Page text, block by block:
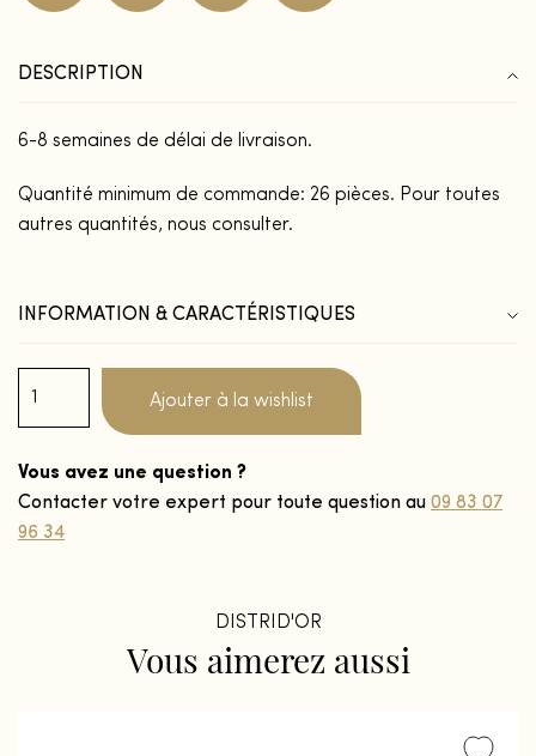
DESCRIPTION
6-8 semaines de délai de livraison.
Quantité minimum de commande: 26 pièces. Pour toutes
autres quantités, nous consulter.
INFORMATION & CARACTÉRISTIQUES
Ajouter à la wishlist
Vous avez une question ?
Contacter votre expert pour toute question au 09 83 07
96 34
DISTRID'OR
Vous aimerez aussi